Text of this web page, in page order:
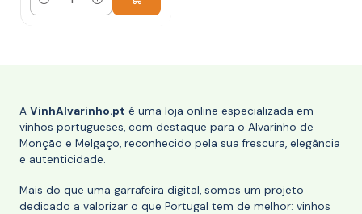
Quantidade
A VinhAlvarinho.pt é uma loja online especializada em
vinhos portugueses, com destaque para o Alvarinho de
Monção e Melgaço, reconhecido pela sua frescura, elegância
e autenticidade.
Mais do que uma garrafeira digital, somos um projeto
dedicado a valorizar o que Portugal tem de melhor: vinhos